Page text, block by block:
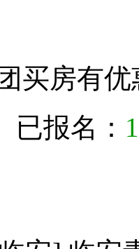
买房有
报名：